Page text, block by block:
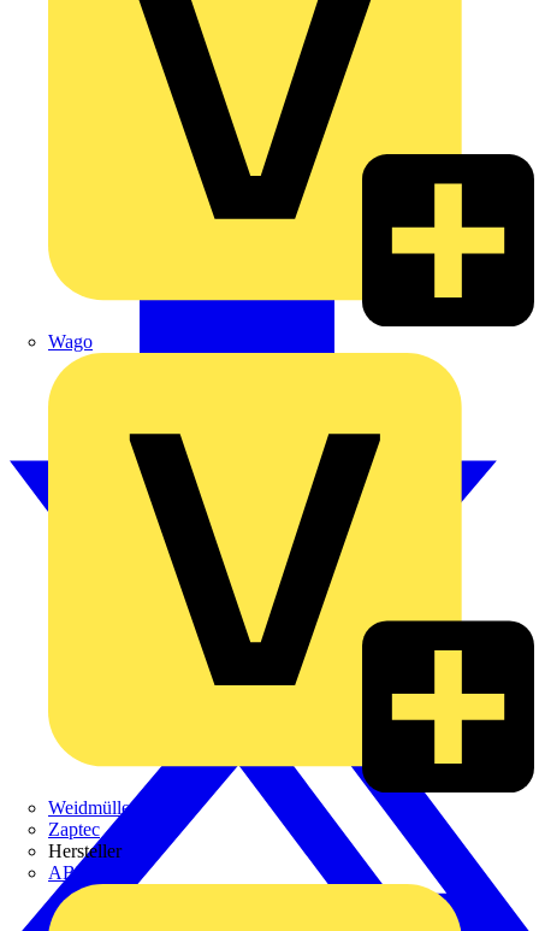
Wago
Weidmüller
Zaptec
Hersteller
ABB